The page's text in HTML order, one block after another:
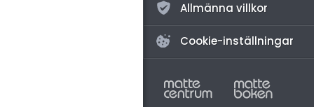
Allmänna villkor
Cookie-inställningar